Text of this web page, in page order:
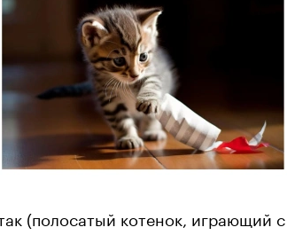
(полосатый котенок, играющий с